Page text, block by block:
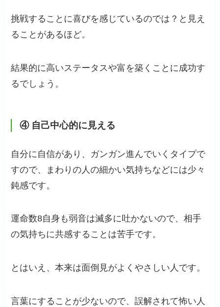
挑戦することに喜びを感じているのでは？と見え
ることがあるほど。
結果的に高いステータスや富を築くことに成功す
るでしょう。
④ 自己中心的に見える
自分に自信があり、ガンガン進んでいくタイプで
すので、まわりの人の細かい気持ちなどには少々
鈍感です。
運命数8自身も弱音は滅多に吐かないので、相手
の気持ちに共感することは苦手です。
とはいえ、本来は面倒見がよくやさしい人です。
言葉にすることが少ないので、誤解されて怖い人